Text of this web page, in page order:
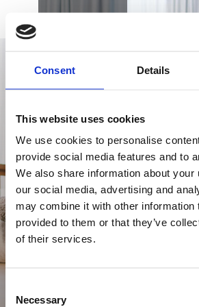
Consent Details
This website uses cookies
We use cookies to personalise
provide social media features and to
We also share information about your
our social media, advertising and
may combine it with other information
provided to them or that they’ve
of their services.
Selection
Necessary
BUCHEN
STARTSEITE
NEHMEN SIE
IHREN
IN DEN
Möchten Sie Ihren Hund ins
Ihr Alsik Hotel ist